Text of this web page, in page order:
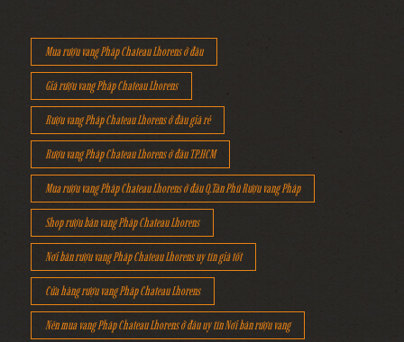
Mua rượu vang Pháp Chateau Lhorens ở đâu
Giá rượu vang Pháp Chateau Lhorens
Rượu vang Pháp Chateau Lhorens ở đâu giá rẻ
Rượu vang Pháp Chateau Lhorens ở đâu TP.HCM
Mua rượu vang Pháp Chateau Lhorens ở đâu Q.Tân Phú Rượu vang Pháp
Shop rượu bán vang Pháp Chateau Lhorens
Nơi bán rượu vang Pháp Chateau Lhorens uy tín giá tốt
Cửa hàng rượu vang Pháp Chateau Lhorens
Nên mua vang Pháp Chateau Lhorens ở đâu uy tín Nơi bán rượu vang